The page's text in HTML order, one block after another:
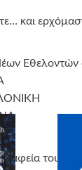
και
Εθελοντών
του